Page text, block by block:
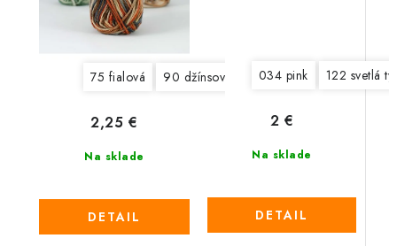
75 fialová 90 džínsová modrá 236 tmavá šedá
Na sklade
2,25 €
DETAIL
034 pink 122 svetlá
Na sklade
2 €
DETAIL